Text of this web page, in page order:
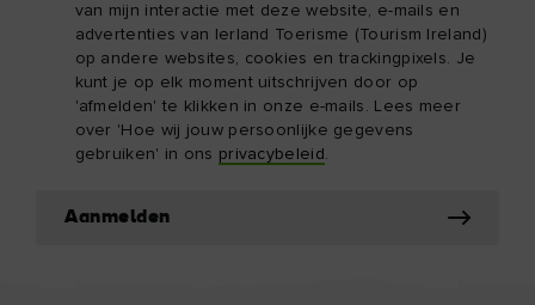
van mijn interactie met deze website, e-mails en
advertenties van Ierland Toerisme (Tourism Ireland)
op andere websites, cookies en trackingpixels. Je
kunt je op elk moment uitschrijven door op
'afmelden' te klikken in onze e-mails. Lees meer
over 'Hoe wij jouw persoonlijke gegevens
gebruiken' in ons privacybeleid
Aanmelden